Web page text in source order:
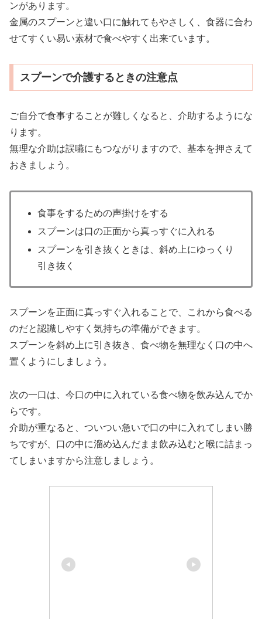
ンがあります。
金属のスプーンと違い口に触れてもやさしく、食器に合わ
せてすくい易い素材で食べやすく出来ています。
スプーンで介護するときの注意点
ご自分で食事することが難しくなると、介助するようにな
ります。
無理な介助は誤嚥にもつながりますので、基本を押さえて
おきましょう。
食事をするための声掛けをする
スプーンは口の正面から真っすぐに入れる
スプーンを引き抜くときは、斜め上にゆっくり
引き抜く
スプーンを正面に真っすぐ入れることで、これから食べる
のだと認識しやすく気持ちの準備ができます。
スプーンを斜め上に引き抜き、食べ物を無理なく口の中へ
置くようにしましょう。
次の一口は、今口の中に入れている食べ物を飲み込んでか
らです。
介助が重なると、ついつい急いで口の中に入れてしまい勝
ちですが、口の中に溜め込んだまま飲み込むと喉に詰まっ
てしまいますから注意しましょう。